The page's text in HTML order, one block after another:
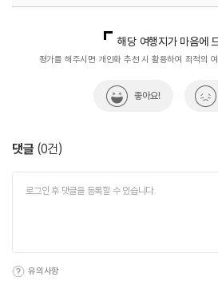
해당 여행지가 마음에
평가를 해주시면 개인화 추천 시 활용하여 최적의
좋아요!
댓글 (0건)
유의사항